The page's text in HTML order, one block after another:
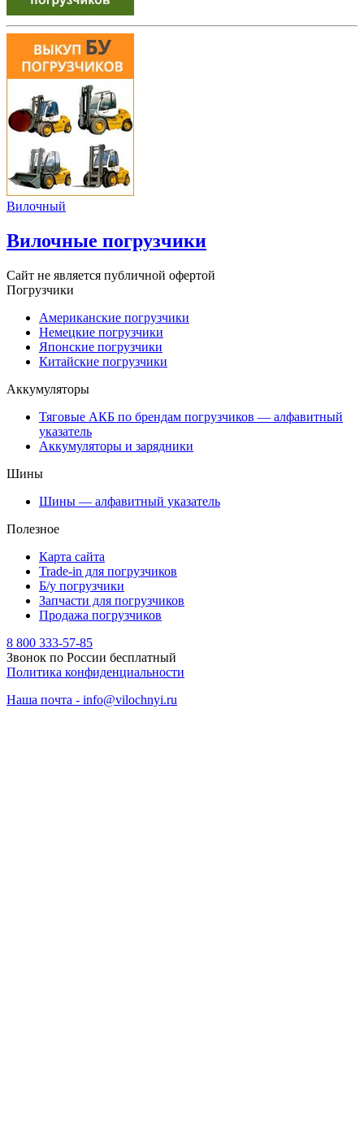
Вилочный
Вилочные погрузчики
Сайт не является публичной офертой
Погрузчики
Американские погрузчики
Немецкие погрузчики
Японские погрузчики
Китайские погрузчики
Аккумуляторы
Тяговые АКБ по брендам погрузчиков — алфавитный
указатель
Аккумуляторы и зарядники
Шины
Шины — алфавитный указатель
Полезное
Карта сайта
Trade-in для погрузчиков
Б/у погрузчики
Запчасти для погрузчиков
Продажа погрузчиков
8 800 333-57-85
Звонок по России бесплатный
Политика конфиденциальности
Наша почта - info@vilochnyi.ru